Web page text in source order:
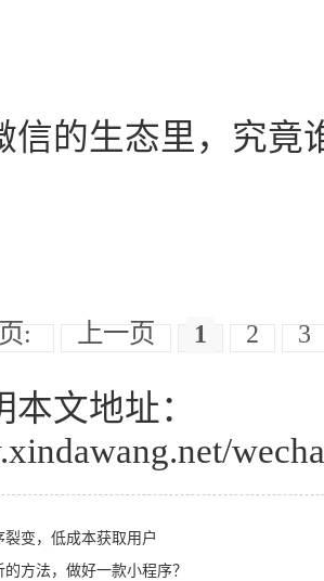
信的生态里，究竟
: 上一页 1 2 3
文地址：
变，低成本获取用户
方法，做好一款小程序？